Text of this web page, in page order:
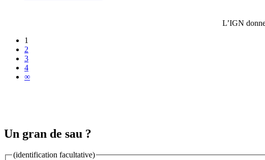
L’IGN
1
2
3
4
∞
Un gran de sau ?
(identification facultative)